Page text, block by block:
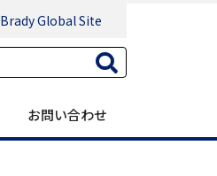
Brady Global Site
お問い合わせ